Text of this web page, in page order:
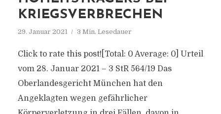
KRIEGSVERBRECHEN
29. Januar 2021 3 Min. Lesedauer
Click to rate this post![Total: 0 Average: 0] Urteil
vom 28. Januar 2021 – 3 StR 564/19 Das
Oberlandesgericht München hat den
Angeklagten wegen gefährlicher